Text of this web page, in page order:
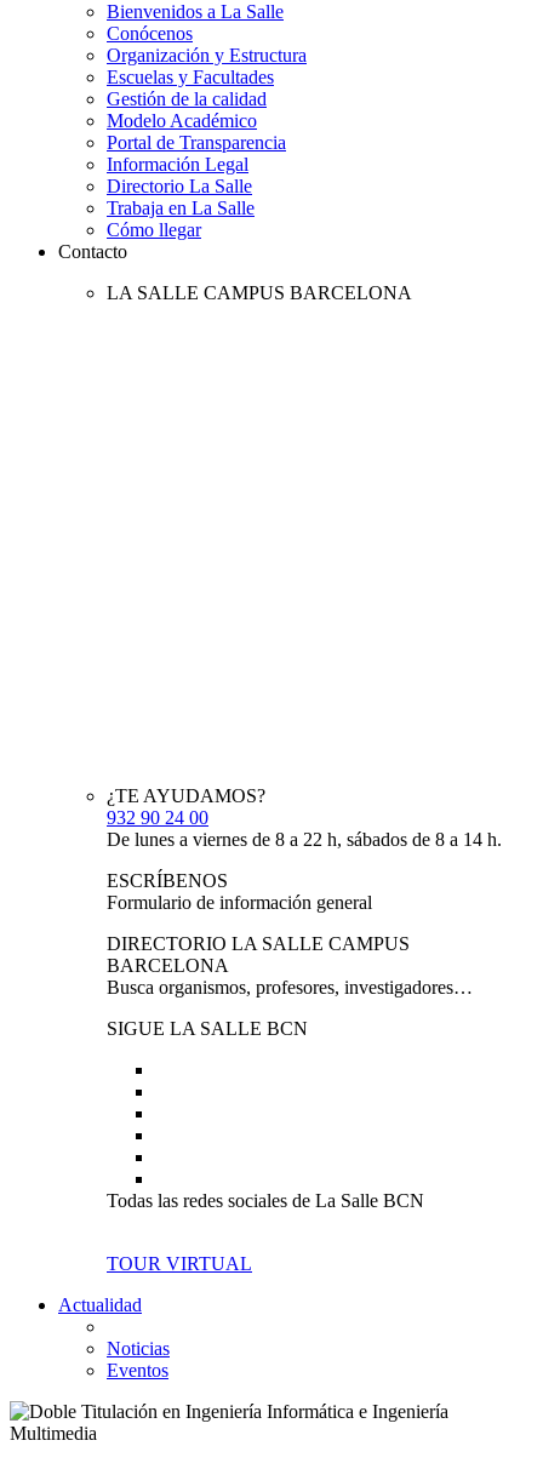
Bienvenidos a La Salle
Conócenos
Organización y Estructura
Escuelas y Facultades
Gestión de la calidad
Modelo Académico
Portal de Transparencia
Información Legal
Directorio La Salle
Trabaja en La Salle
Cómo llegar
Contacto
LA SALLE CAMPUS BARCELONA
¿TE AYUDAMOS?
932 90 24 00
De lunes a viernes de 8 a 22 h, sábados de 8 a 14 h.
ESCRÍBENOS
Formulario de información general
DIRECTORIO LA SALLE CAMPUS
BARCELONA
Busca organismos, profesores, investigadores…
SIGUE LA SALLE BCN
Todas las redes sociales de La Salle BCN
TOUR VIRTUAL
Actualidad
Noticias
Eventos